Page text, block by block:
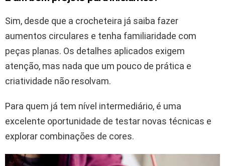
Sim, desde que a crocheteira já saiba fazer
aumentos circulares e tenha familiaridade com
peças planas. Os detalhes aplicados exigem
atenção, mas nada que um pouco de prática e
criatividade não resolvam.
Para quem já tem nível intermediário, é uma
excelente oportunidade de testar novas técnicas e
explorar combinações de cores.